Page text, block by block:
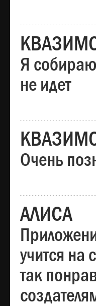
Я
не идет
Очень
АЛИСА
учится на
так